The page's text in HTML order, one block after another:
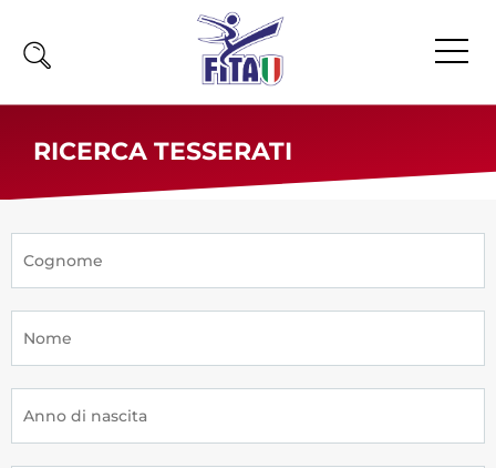
News
Olimpiadi
Atleti Poomsae e Freestyle
RICERCA TESSERATI